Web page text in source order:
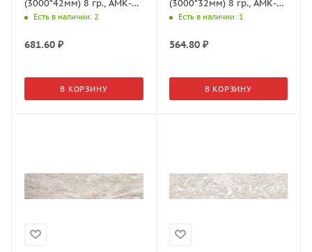
(3000*42мм) 8 гр., АМК-
ТрояЕсть в наличии: 2
681.60 ₽
В КОРЗИНУ
(3000*32мм) 8 гр., АМК-
ТрояЕсть в наличии: 1
564.80₽
В КОРЗИНУ